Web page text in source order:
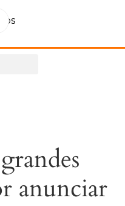
anunciar